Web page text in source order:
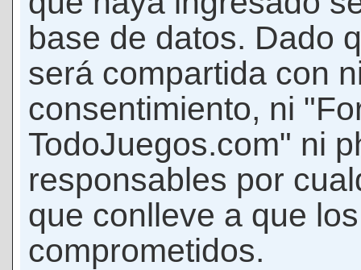
base de datos. Dado
será compartida con
consentimiento, ni
TodoJuegos.com" ni
responsables por
que conlleve a que
comprometidos.